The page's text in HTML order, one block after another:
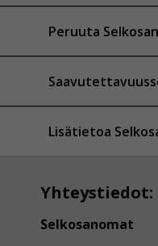
Peruuta
Lisätietoa
Yhteystiedot:
Selkosanomat